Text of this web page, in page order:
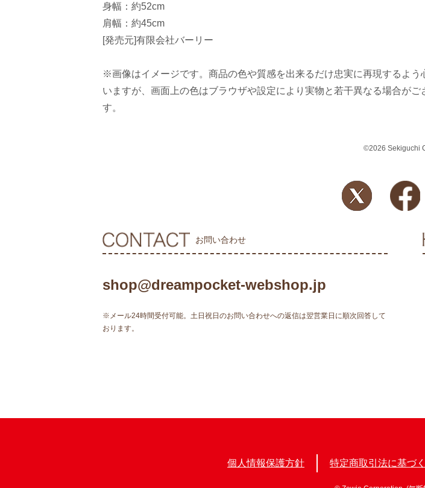
身幅：約52cm
肩幅：約45cm
[発売元]有限会社バーリー
※画像はイメージです。商品の色や質感を出来るだけ忠実に再現するよう
いますが、画面上の色はブラウザや設定により実物と若干異なる場合がご
す。
©2026 Sekiguchi
お問い合わせ
shop@dreampocket-webshop.jp
※メール24時間受付可能。土日祝日のお問い合わせへの返信は翌営業日に順次回答して
おります。
個人情報保護方針 特定商取引法に基づ